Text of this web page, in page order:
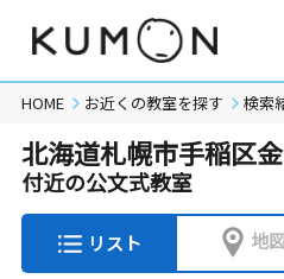
HOME お近くの教室を探す 検索
北海道札幌市手稲区
付近の公文式教室
リスト 地図